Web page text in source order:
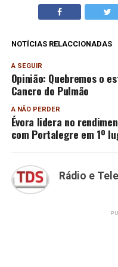
NOTÍCIAS RELACCIONADAS
A SEGUIR
Opinião: Quebremos o
Cancro do Pulmão
A NÃO PERDER
Évora lidera no
com Portalegre em 1º
Rádio e